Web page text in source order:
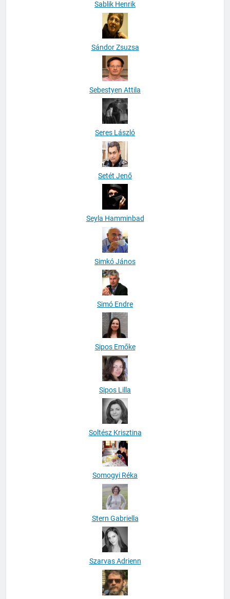
Sablik Henrik
Sándor Zsuzsa
Sebestyen Attila
Seres László
Setét Jenő
Seyla Hamminbad
Simkó János
Simó Endre
Sipos Emőke
Sipos Lilla
Soltész Krisztina
Somogyi Réka
Stern Gabriella
Szarvas Adrienn